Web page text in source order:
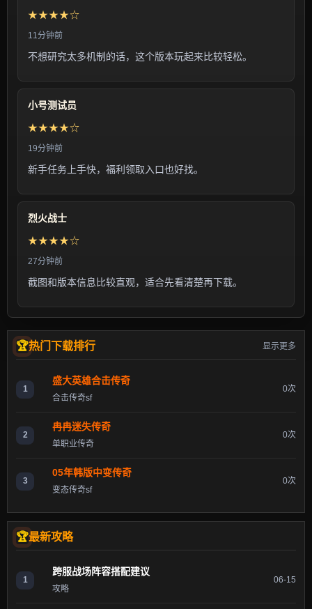
★★★★☆
11分钟前
不想研究太多机制的话，这个版本玩起来比较轻松。
小号测试员
★★★★☆
19分钟前
新手任务上手快，福利领取入口也好找。
烈火战士
★★★★☆
27分钟前
截图和版本信息比较直观，适合先看清楚再下载。
热门下载排行 显示更多
1
盛大英雄合击传奇
合击传奇sf
0次
2
冉冉迷失传奇
单职业传奇
0次
3
05年韩版中变传奇
变态传奇sf
0次
最新攻略
1
跨服战场阵容搭配建议
攻略
06-15